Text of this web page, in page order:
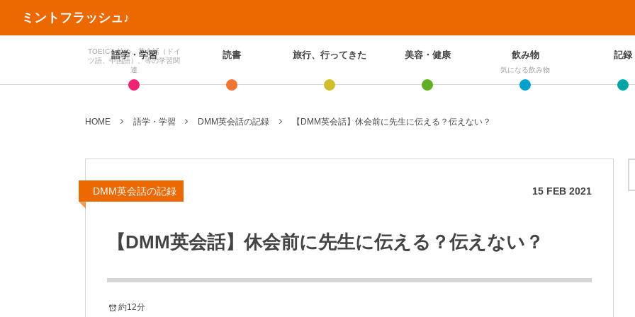
ミントフラッシュ♪
語学・学習
TOEICを始め、英会話（ドイ
ツ語、中国語）、等の学習関
連
読書 旅行、行ってきた 美容・健康 飲み物
気になる飲み物
記録
HOME 語学・学習 DMM英会話の記録 【DMM英会話】休会前に先生に伝える？伝えない？
DMM英会話の記録 15 FEB 2021
【DMM英会話】休会前に先生に伝える？伝えない？
約12分